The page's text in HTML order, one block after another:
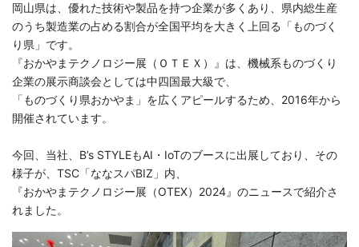
岡山県は、優れた技術や製品を持つ企業が多くあり、県内総生産
のうち製造業の占める割合が全国平均を大きく上回る「ものづく
り県」です。
『おかやまテクノロジー展（ＯＴＥＸ）』は、機械系ものづくり
企業の展示商談会としては中四国最大級で、
「ものづくり県おかやま」を広くアピールするため、2016年から
開催されています。
今回、当社、B’s STYLEもAI・IoTのブースに出展しており、その
様子が、TSC「ななスパBIZ」内、
『おかやまテクノロジー展（OTEX）2024』のニュースで紹介さ
れました。